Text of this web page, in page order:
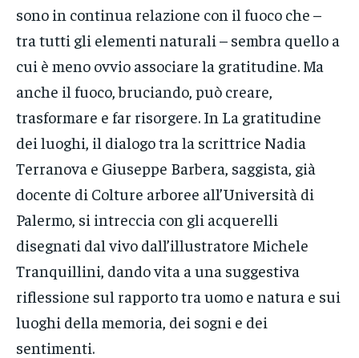
sono in continua relazione con il fuoco che –
tra tutti gli elementi naturali – sembra quello a
cui è meno ovvio associare la gratitudine. Ma
anche il fuoco, bruciando, può creare,
trasformare e far risorgere. In La gratitudine
dei luoghi, il dialogo tra la scrittrice Nadia
Terranova e Giuseppe Barbera, saggista, già
docente di Colture arboree all’Università di
Palermo, si intreccia con gli acquerelli
disegnati dal vivo dall’illustratore Michele
Tranquillini, dando vita a una suggestiva
riflessione sul rapporto tra uomo e natura e sui
luoghi della memoria, dei sogni e dei
sentimenti.